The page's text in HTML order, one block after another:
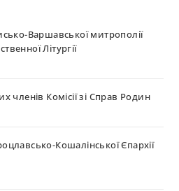
Варшавської митрополії
Літургії
членів Комісії зі Справ Родин
Кошалінської Єпархії